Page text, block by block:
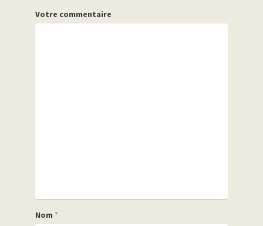
Votre commentaire
Nom *